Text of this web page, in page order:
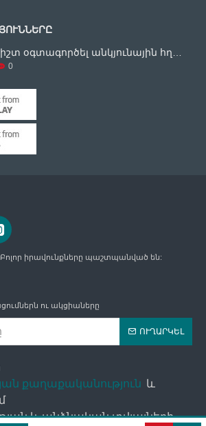
0
Բոլոր իրավունքները պաշտպանված են:
ու ակցիաները
ՈՒՂԱՐԿԵԼ
քաղաքականություն և
և անձնական տվյալների